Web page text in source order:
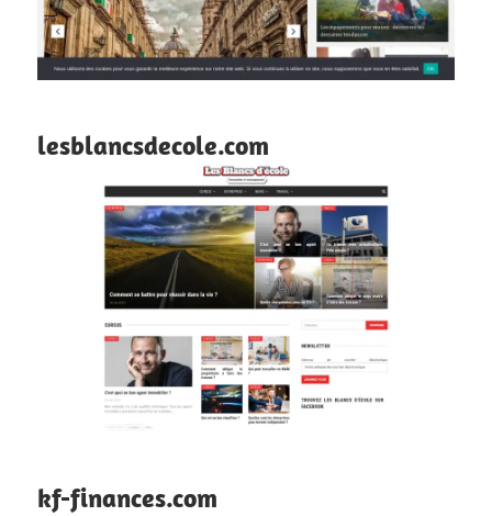
lesblancsdecole.com
kf-finances.com